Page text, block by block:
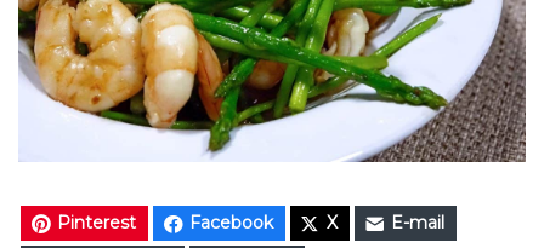
Pinterest Facebook X
E-mail